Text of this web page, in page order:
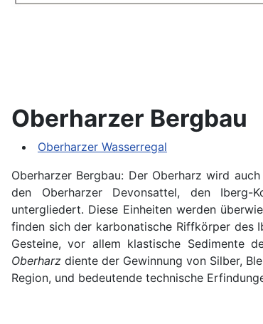
Oberharzer Bergbau
Oberharzer Wasserregal
Oberharzer Bergbau: Der Oberharz wird
den Oberharzer Devonsattel, den Iberg-
untergliedert. Diese Einheiten werden
finden sich der karbonatische Riffkörper des
Gesteine, vor allem klastische Sedimente
Oberharz diente der Gewinnung von Silber,
Region, und bedeutende technische